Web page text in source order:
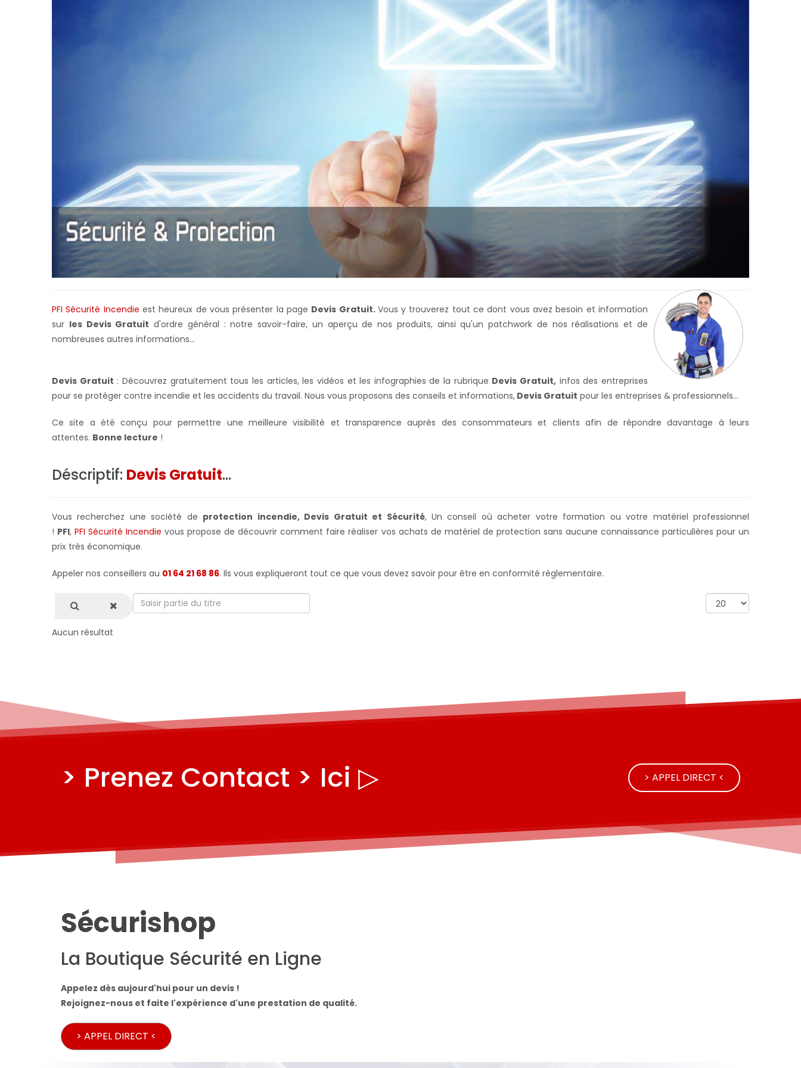
PFI Sécurité Incendie est heureux de vous présenter la page Devis Gratuit. Vous y trouverez tout ce dont vous avez besoin et information
sur les Devis Gratuit d'ordre général : notre savoir-faire, un aperçu de nos produits, ainsi qu'un patchwork de nos réalisations et de
nombreuses autres informations...
Devis Gratuit : Découvrez gratuitement tous les articles, les vidéos et les infographies de la rubrique Devis Gratuit, infos des entreprises
pour se protéger contre incendie et les accidents du travail. Nous vous proposons des conseils et informations, Devis Gratuit pour les entreprises & professionnels...
Ce site a été conçu pour permettre une meilleure visibilité et transparence auprès des consommateurs et clients afin de répondre davantage à leurs
attentes. Bonne lecture !
Déscriptif: Devis Gratuit...
Vous recherchez une société de protection incendie, Devis Gratuit et Sécurité, Un conseil où acheter votre formation ou votre matériel professionnel
! PFI,PFI Sécurité Incendie vous propose de découvrir comment faire réaliser vos achats de matériel de protection sans aucune connaissance particulières pour un
prix très économique.
Appeler nos conseillers au 01 64 21 68 86. Ils vous expliqueront tout ce que vous devez savoir pour être en conformité réglementaire.
Saisir
partie
Afficher
#
Aucun résultat
> Prenez Contact > Ici ▷ > APPEL DIRECT <
Sécurishop
La Boutique Sécurité en Ligne
Appelez dès aujourd'hui pour un devis !
Rejoignez-nous et faite l'expérience d'une prestation de qualité.
> APPEL DIRECT <